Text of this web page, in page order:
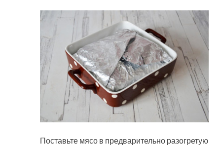
Поставьте мясо в предварительно разогретую